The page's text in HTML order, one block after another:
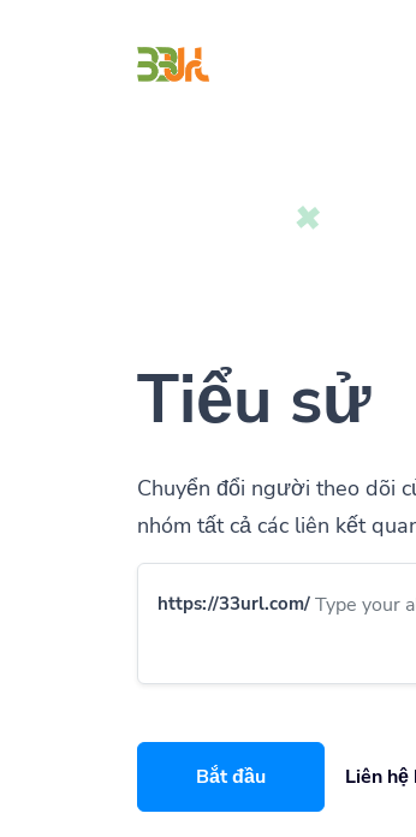
Tiểu sử
Chuyển đổi người theo dõi
nhóm tất cả các liên kết
https://33url.com/
Bắt đầu Liên hệ